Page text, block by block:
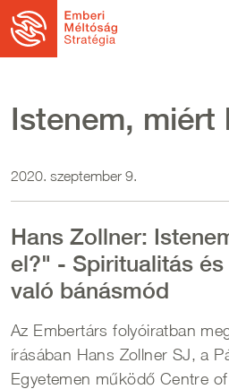
Ugrás a tartalomra
Istenem, miért
2020. szeptember 9.
Hans Zollner:
el?" - Spiritualitás
való bánásmód
Az Embertárs folyóiratban
írásában Hans Zollner SJ, a
Egyetemen működő Centre